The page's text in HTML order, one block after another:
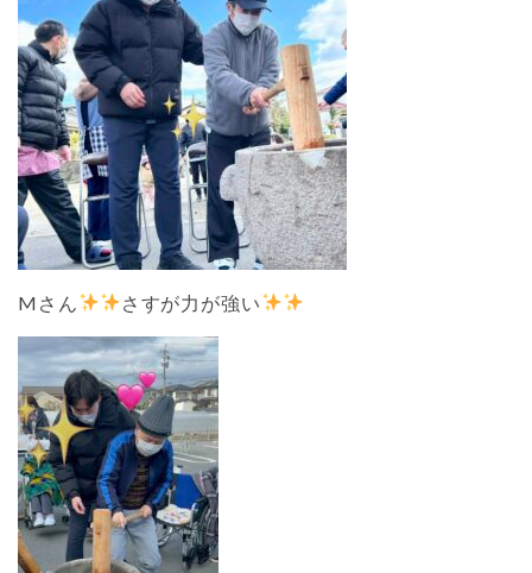
Mさん さすが力が強い